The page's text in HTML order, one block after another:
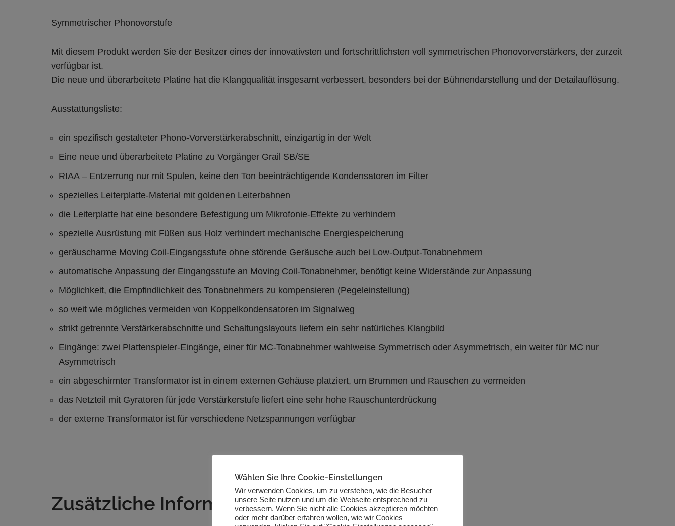
Symmetrischer Phonovorstufe
Mit diesem Produkt werden Sie der Besitzer eines der innovativsten und fortschrittlichsten voll symmetrischen Phonovorverstärkers, der zurzeit
verfügbar ist.
Die neue und überarbeitete Platine hat die Klangqualität insgesamt verbessert, besonders bei der Bühnendarstellung und der Detailauflösung.
Ausstattungsliste:
ein spezifisch gestalteter Phono-Vorverstärkerabschnitt, einzigartig in der Welt
Eine neue und überarbeitete Platine zu Vorgänger Grail SB/SE
RIAA – Entzerrung nur mit Spulen, keine den Ton beeinträchtigende Kondensatoren im Filter
spezielles Leiterplatte-Material mit goldenen Leiterbahnen
die Leiterplatte hat eine besondere Befestigung um Mikrofonie-Effekte zu verhindern
spezielle Ausrüstung mit Füßen aus Holz verhindert mechanische Energiespeicherung
geräuscharme Moving Coil-Eingangsstufe ohne störende Geräusche auch bei Low-Output-Tonabnehmern
automatische Anpassung der Eingangsstufe an Moving Coil-Tonabnehmer, benötigt keine Widerstände zur Anpassung
Möglichkeit, die Empfindlichkeit des Tonabnehmers zu kompensieren (Pegeleinstellung)
so weit wie mögliches vermeiden von Koppelkondensatoren im Signalweg
strikt getrennte Verstärkerabschnitte und Schaltungslayouts liefern ein sehr natürliches Klangbild
Eingänge: zwei Plattenspieler-Eingänge, einer für MC-Tonabnehmer wahlweise Symmetrisch oder Asymmetrisch, ein weiter für MC nur
Asymmetrisch
ein abgeschirmter Transformator ist in einem externen Gehäuse platziert, um Brummen und Rauschen zu vermeiden
das Netzteil mit Gyratoren für jede Verstärkerstufe liefert eine sehr hohe Rauschunterdrückung
der externe Transformator ist für verschiedene Netzspannungen verfügbar
Zusätzliche Informationen
Wählen Sie Ihre Cookie-Einstellungen
Wir verwenden Cookies, um zu verstehen, wie die Besucher
unsere Seite nutzen und um die Webseite entsprechend zu
verbessern. Wenn Sie nicht alle Cookies akzeptieren möchten
oder mehr darüber erfahren wollen, wie wir Cookies